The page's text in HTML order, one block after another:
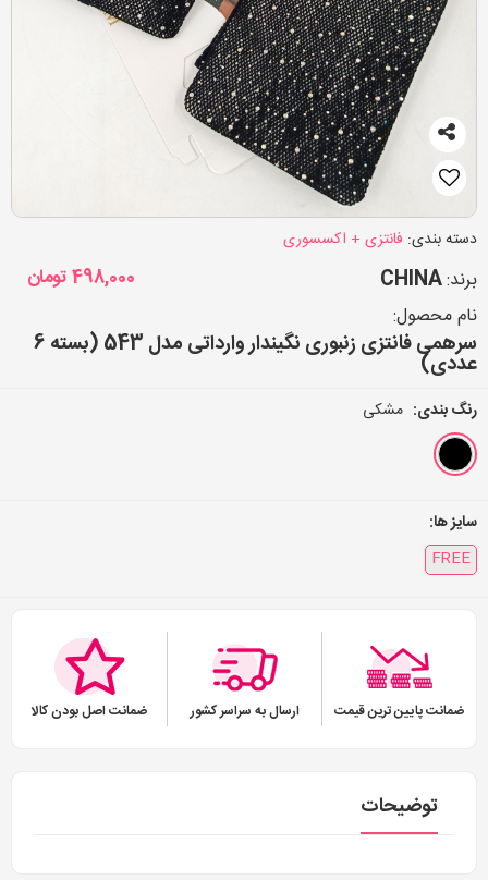
دسته بندی: فانتزی + اکسسوری
برند:CHINA
498,000تومان
نام محصول:
سرهمی فانتزی زنبوری نگیندار وارداتی مدل 543 (بسته 6
عددی)
رنگ بندی: مشکی
سایز ها:
FREE
ضمانت پایین ترین قیمت ارسال به سراسر کشور ضمانت اصل بودن کالا
توضیحات